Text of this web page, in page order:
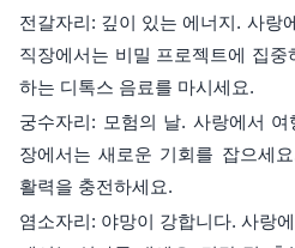
전갈자리: 깊이 있는 에너지. 사랑
직장에서는 비밀 프로젝트에 집
하는 디톡스 음료를 마시세요.
궁수자리: 모험의 날. 사랑에서
장에서는 새로운 기회를 잡으세
활력을 충전하세요.
염소자리: 야망이 강합니다. 사랑